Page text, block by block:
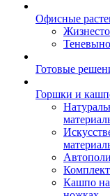
Офисные
Готовые
Горшки и
Кашпо на